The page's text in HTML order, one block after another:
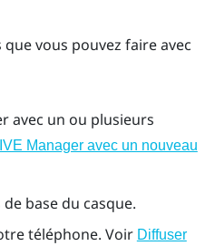
vous pouvez faire avec
avec un ou plusieurs
Manager avec un nouveau
base du casque.
téléphone. Voir Diffuser